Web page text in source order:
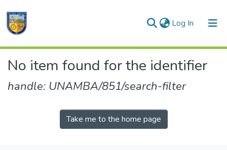
Log In (current)
Communities & Collections
No item found for the identifier
handle: UNAMBA/851/search-filter
Take me to the home page